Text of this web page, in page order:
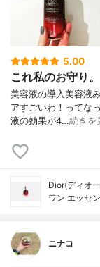
5.00
これ私のお守り。
美容液の導入美容液
アすごいわ！ってな
液の効果が4…続きを
Dior(ディオ
ワン エッセ
ニナコ